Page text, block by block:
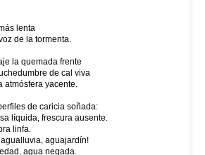
lenta
de la tormenta.
la quemada frente
de cal viva
atmósfera yacente.
de caricia soñada:
líquida, frescura ausente.
linfa.
agualluvia, aguajardín!
agua negada.